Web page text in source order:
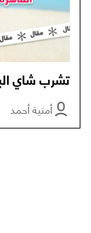
تشرب شاي
أمنية أحمد